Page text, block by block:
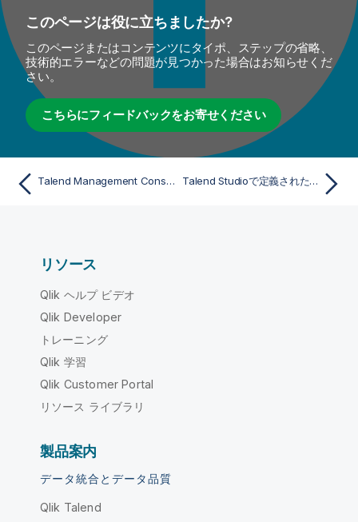
このページは役に立ちましたか?
このページまたはコンテンツにタイポ、ステップの省略、
技術的エラーなどの問題が見つかった場合はお知らせくだ
さい。
こちらにフィードバックをお寄せください
Talend Management Consoleに標準システムログを表示 Talend Studioで定義されたカスタムロギング設定を使用
リソース
Qlik ヘルプ ビデオ
Qlik Developer
トレーニング
Qlik 学習
Qlik Customer Portal
リソース ライブラリ
製品案内
データ統合とデータ品質
Qlik Talend